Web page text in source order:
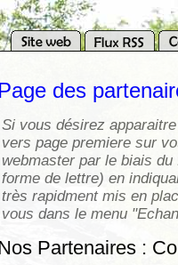
Page des
Si vous désirez
vers page premiere sur
webmaster par le biais
forme de lettre) en
très rapidment mis en
vous dans le menu
Partenaires :